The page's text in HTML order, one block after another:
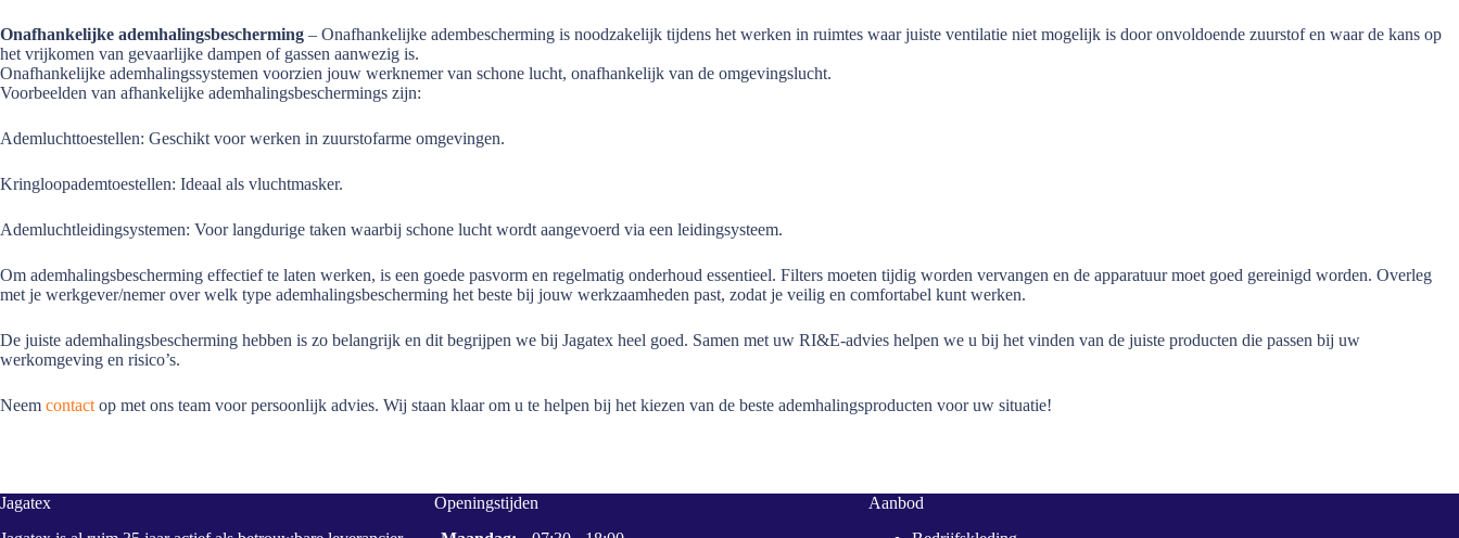
Onafhankelijke ademhalingsbescherming – Onafhankelijke adembescherming is noodzakelijk tijdens het werken in ruimtes waar juiste ventilatie niet mogelijk is door onvoldoende zuurstof en waar de kans op
het vrijkomen van gevaarlijke dampen of gassen aanwezig is.
Onafhankelijke ademhalingssystemen voorzien jouw werknemer van schone lucht, onafhankelijk van de omgevingslucht.
Voorbeelden van afhankelijke ademhalingsbeschermings zijn:
Ademluchttoestellen: Geschikt voor werken in zuurstofarme omgevingen.
Kringloopademtoestellen: Ideaal als vluchtmasker.
Ademluchtleidingsystemen: Voor langdurige taken waarbij schone lucht wordt aangevoerd via een leidingsysteem.
Om ademhalingsbescherming effectief te laten werken, is een goede pasvorm en regelmatig onderhoud essentieel. Filters moeten tijdig worden vervangen en de apparatuur moet goed gereinigd worden. Overleg
met je werkgever/nemer over welk type ademhalingsbescherming het beste bij jouw werkzaamheden past, zodat je veilig en comfortabel kunt werken.
De juiste ademhalingsbescherming hebben is zo belangrijk en dit begrijpen we bij Jagatex heel goed. Samen met uw RI&E-advies helpen we u bij het vinden van de juiste producten die passen bij uw
werkomgeving en risico’s.
Neem contact op met ons team voor persoonlijk advies. Wij staan klaar om u te helpen bij het kiezen van de beste ademhalingsproducten voor uw situatie!
Jagatex
Openingstijden
Aanbod